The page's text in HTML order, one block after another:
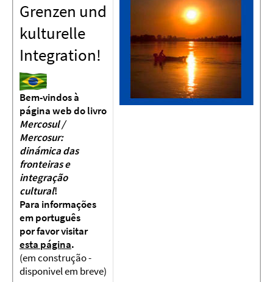
Grenzen und
kulturelle
Integration!
Bem-vindos à
página web do livro
Mercosul /
Mercosur:
dinámica das
fronteiras e
integração
cultural!
Para informações
em português
por favor visitar
esta página.
(em construção -
disponivel em breve)